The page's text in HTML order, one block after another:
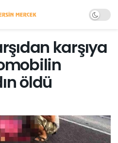
karşıya
öldü